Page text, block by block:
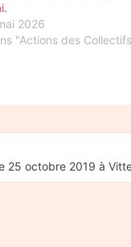
2026
"Actions des
25 octobre 2019 à